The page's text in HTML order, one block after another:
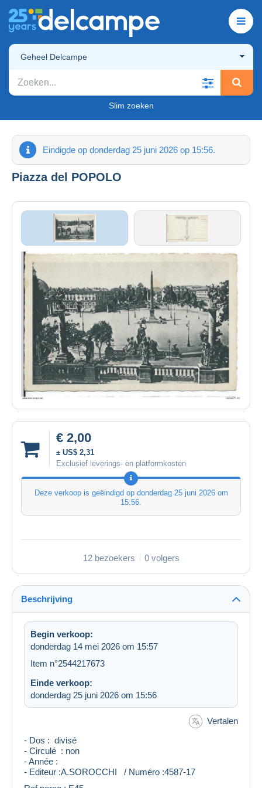
Geheel Delcampe
Slim zoeken
Eindigde op donderdag 25 juni 2026 op 15:56.
Piazza del POPOLO
€ 2,00
± US$ 2,31
Exclusief leverings- en platformkosten
Deze verkoop is geëindigd op donderdag 25 juni 2026 om
15:56
12 bezoekers 0 volgers
Beschrijving
Begin verkoop:
donderdag 14 mei 2026 om 15:57
Item n°2544217673
Einde verkoop:
donderdag 25 juni 2026 om 15:56
Vertalen
- Dos : divisé
- Circulé : non
- Année :
- Editeur :A.SOROCCHI / Numéro :4587-17